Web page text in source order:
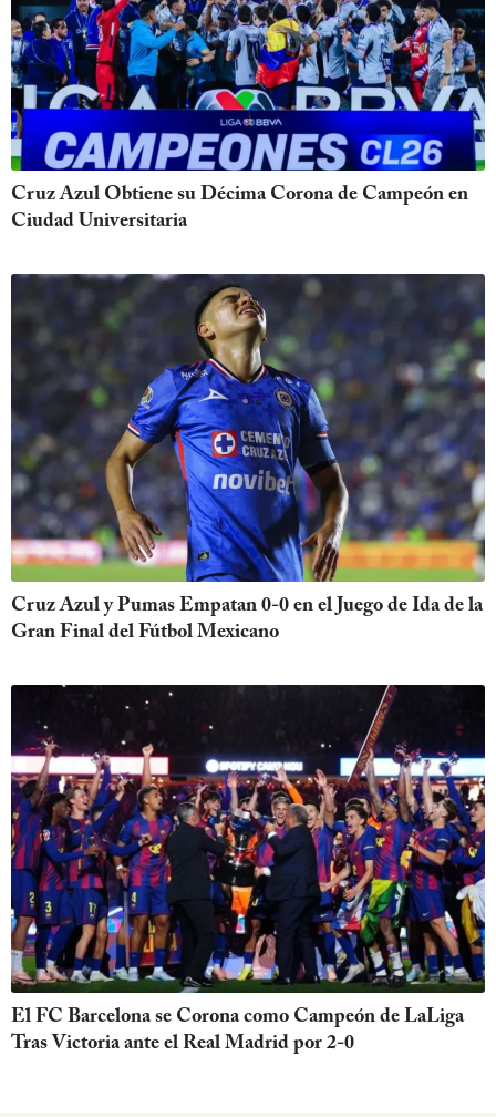
Cruz Azul Obtiene su Décima Corona de Campeón en
Ciudad Universitaria
Cruz Azul y Pumas Empatan 0-0 en el Juego de Ida de la
Gran Final del Fútbol Mexicano
El FC Barcelona se Corona como Campeón de LaLiga
Tras Victoria ante el Real Madrid por 2-0